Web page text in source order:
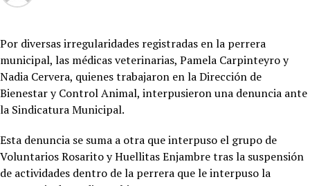
Por diversas irregularidades registradas en la perrera
municipal, las médicas veterinarias, Pamela Carpinteyro y
Nadia Cervera, quienes trabajaron en la Dirección de
Bienestar y Control Animal, interpusieron una denuncia ante
la Sindicatura Municipal.
Esta denuncia se suma a otra que interpuso el grupo de
Voluntarios Rosarito y Huellitas Enjambre tras la suspensión
de actividades dentro de la perrera que le interpuso la